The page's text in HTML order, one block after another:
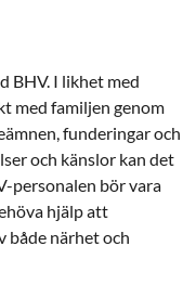
BHV. I likhet med
med familjen genom
funderingar och
och känslor kan det
personalen bör vara
hjälp att
både närhet och